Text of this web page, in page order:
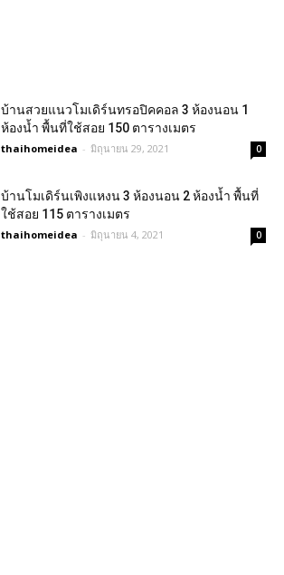
บ้านสวยแนวโมเดิร์นทรอปิคคอล 3 ห้องนอน 1
ห้องน้ำ พื้นที่ใช้สอย 150 ตารางเมตร
thaihomeidea - มิถุนายน 29, 2021 0
บ้านโมเดิร์นเพิงแหงน 3 ห้องนอน 2 ห้องน้ำ พื้นที่
ใช้สอย 115 ตารางเมตร
thaihomeidea - มิถุนายน 4, 2021 0